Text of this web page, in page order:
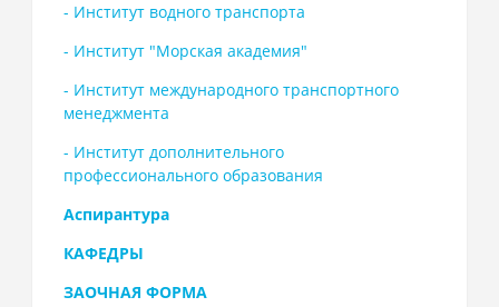
- Институт водного транспорта
- Институт "Морская академия"
- Институт международного транспортного
менеджмента
- Институт дополнительного
профессионального образования
Аспирантура
КАФЕДРЫ
ЗАОЧНАЯ ФОРМА